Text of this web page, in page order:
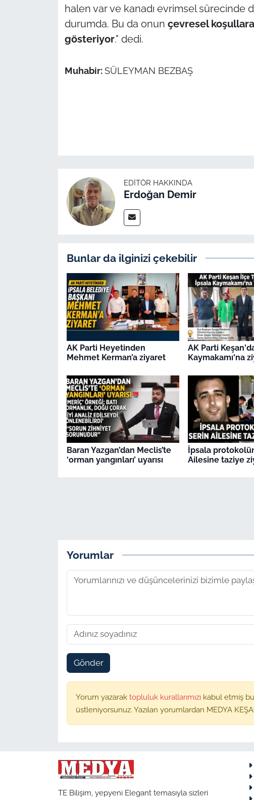
halen var ve kanadı evrimsel
durumda. Bu da onun çevresel koş
gösteriyor." dedi.
Muhabir: SÜLEYMAN BEZBAŞ
EDITÖR HAKKINDA
Erdoğan Demir
Bunlar da ilginizi çekebilir
AK Parti Heyetinden
Mehmet Kerman’a ziyaret
AK Parti
Kaymakamı'na
Baran Yazgan’dan Meclis’te
‘orman yangınları’ uyarısı
İpsala
Ailesine taziye
Yorumlar
Gönder
Yorum yazarak topluluk kurallarımızı kabul etmiş
üstleniyorsunuz. Yazılan yorumlardan MEDYA
TE Bilişim, yepyeni Elegant temasıyla sizleri
Flaş Haber
Dış Haberler
Canlı Maç
Gündem-Eğitim